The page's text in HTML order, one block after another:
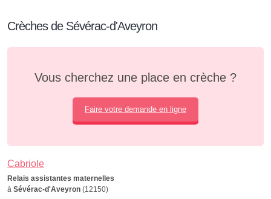
Crèches de Sévérac-d'Aveyron
Vous cherchez une place en crèche ?
Faire votre demande en ligne
Cabriole
Relais assistantes maternelles
à Sévérac-d'Aveyron (12150)